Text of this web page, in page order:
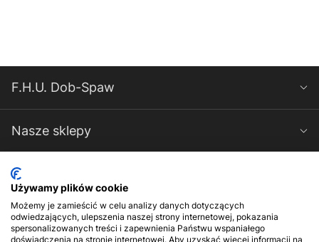
F.H.U. Dob-Spaw
Nasze sklepy
Spawarki-Magnum
Kontakt
Używamy plików cookie
Możemy je zamieścić w celu analizy danych dotyczących
odwiedzających, ulepszenia naszej strony internetowej, pokazania
spersonalizowanych treści i zapewnienia Państwu wspaniałego
doświadczenia na stronie internetowej. Aby uzyskać więcej informacji na